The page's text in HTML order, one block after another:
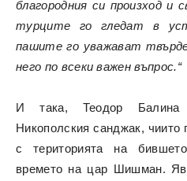
благородния си произход и
турците го гледат в
пашите го уважават
него по всеки важен въпрос.“
И така, Теодор Балина
Никополския санджак, чиито
с територията на
времето на цар Шишман.